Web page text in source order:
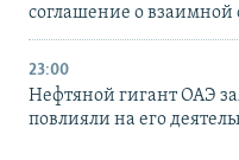
соглашение о взаимной
23:00
Нефтяной гигант ОАЭ
повлияли на его